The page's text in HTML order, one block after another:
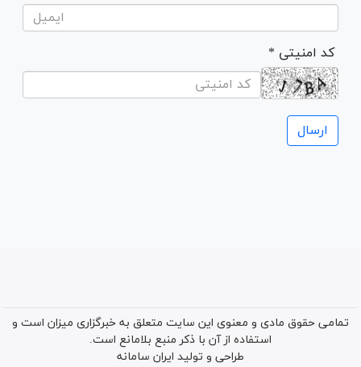
* کد امنیتی
تمامی حقوق مادی و معنوی این سایت متعلق به خبرگزاری میزان است و
استفاده از آن با ذکر منبع بلامانع است.
طراحی و تولید ایران سامانه